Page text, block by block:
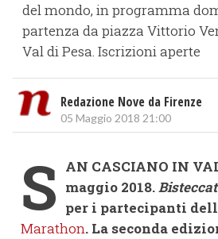
del mondo, in programma
partenza da piazza Vittorio
Val di Pesa. Iscrizioni aperte
Redazione Nove da Firenze
05 Maggio 2018 21:00
S AN CASCIANO IN
maggio 2018.
per i partecipanti
Marathon. La seconda